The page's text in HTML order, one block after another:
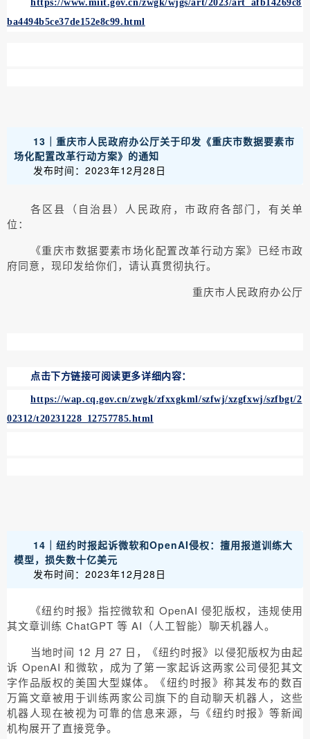
https://www.miit.gov.cn/zwgk/wjgs/art/2023/art_afb14269c8
ba4494b5ce37de152e8c99.html
13｜重庆市人民政府办公厅关于印发《重庆市数据要素市
场化配置改革行动方案》的通知
发布时间：2023年12月28日
各区县（自治县）人民政府，市政府各部门，有关单
位：
《重庆市数据要素市场化配置改革行动方案》已经市政
府同意，现印发给你们，请认真贯彻执行。
重庆市人民政府办公厅
点击下方链接可阅读更多详细内容：
https://wap.cq.gov.cn/zwgk/zfxxgkml/szfwj/xzgfxwj/szfbgt/2
02312/t20231228_12757785.html
14｜纽约时报起诉微软和OpenAI侵权：擅用报道训练大
模型，损失数十亿美元
发布时间：2023年12月28日
《纽约时报》指控微软和 OpenAI 侵犯版权，违规使用
其文章训练 ChatGPT 等 AI（人工智能）聊天机器人。
当地时间 12 月 27 日，《纽约时报》以侵犯版权为由起
诉 OpenAI 和微软，成为了第一家起诉这两家公司侵犯其文
字作品版权的美国大型媒体。《纽约时报》称其发布的数百
万篇文章被用于训练两家公司旗下的自动聊天机器人，这些
机器人现在被视为可靠的信息来源，与《纽约时报》等新闻
机构展开了直接竞争。